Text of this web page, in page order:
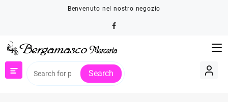
Benvenuto nel nostro negozio
Search